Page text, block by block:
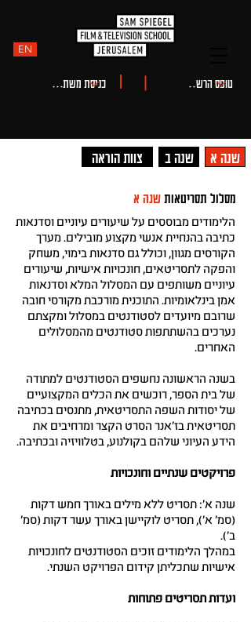
EN
צוות הוראה שנה ב שנה א
מסלול תסריטאותשנה א
הלימודים מבוססים על שיעורים עיוניים וסדנאות
כתיבה בהנחיית אנשי מקצוע מובילים. מערך
הקורסים מגוון, וכולל גם סדנאות בימוי, משחק
והפקה לתסריטאים, חונכויות אישיות, שיעורים
עיוניים משותפים עם המסלול המלא וסדנאות
אמן בינלאומיות. התוכנית מורכבת מקורסי חובה
שרובם מיועדים לסטודנטים במסלול ומקצתם
נערכים בהשתתפות סטודנטים מהמסלולים
האחרים.
בשנה הראשונה נחשפים הסטודנטים למתודה
של בית הספר, רוכשים את הכלים המקצועיים
של יסודות השפה התסריטאית, מתנסים בכתיבה
תסריטאית בז'אנר הסרט הקצר ומרחיבים את
הידע העיוני שלהם בקולנוע, בטלוויזיה ובכתיבה.
פרויקטים שנתיים וחונכויות
שנה א': תסריט ללא מילים באורך חמש דקות
(סמ' א'), תסריט לוקיישן באורך עשר דקות (סמ'
ב').
במהלך הלימודים זוכים הסטודנטים לחונכויות
אישיות שתכליתן קידום הפרויקט השנתי.
ועדות תסריטים פתוחות